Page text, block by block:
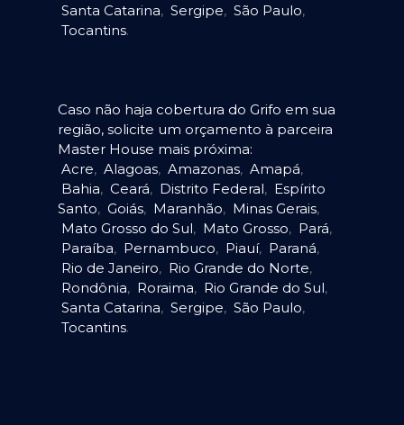
Santa Catarina, Sergipe, São Paulo,
Tocantins.
Caso não haja cobertura do Grifo em sua
região, solicite um orçamento à parceira
Master House mais próxima:
Acre, Alagoas, Amazonas, Amapá,
Bahia, Ceará, Distrito Federal, Espírito
Santo, Goiás, Maranhão, Minas Gerais,
Mato Grosso do Sul, Mato Grosso, Pará,
Paraíba, Pernambuco, Piauí, Paraná,
Rio de Janeiro, Rio Grande do Norte,
Rondônia, Roraima, Rio Grande do Sul,
Santa Catarina, Sergipe, São Paulo,
Tocantins.